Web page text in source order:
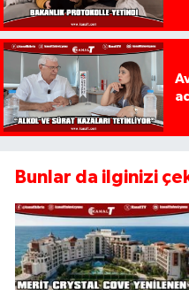
Bunlar da ilginizi